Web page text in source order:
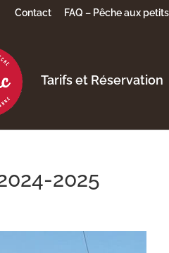
Contact FAQ – Pêche aux
Tarifs et Réservation
2025